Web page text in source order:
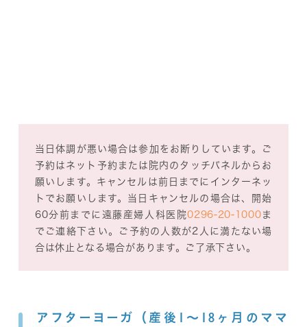
当日体調が悪い場合は参加をお断りしています。ご
予約はネット予約または院内のタッチパネルからお
願いします。キャンセルは前日までにインターネッ
トでお願いします。当日キャンセルの場合は、開始
60分前までに遠藤産婦人科医院0296-20-1000 ま
でご連絡下さい。ご予約の人数が2人に満たない場
合は休止となる場合があります。ご了承下さい。
アフターヨーガ（産後1～18ヶ月のママ